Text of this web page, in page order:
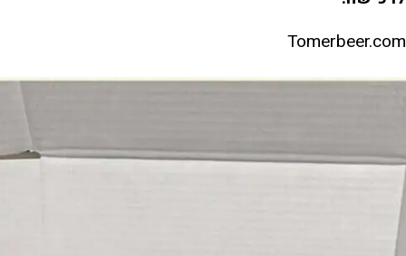
Tomerbeer.com